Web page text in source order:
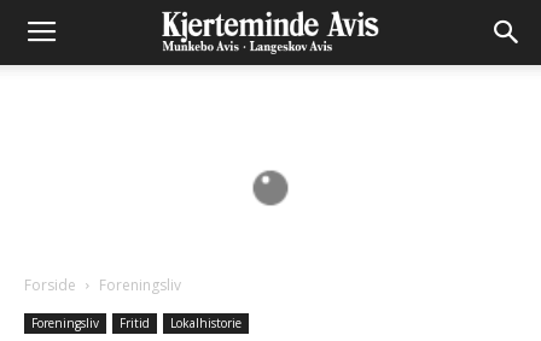
Forside Foreningsliv
Foreningsliv Fritid Lokalhistorie